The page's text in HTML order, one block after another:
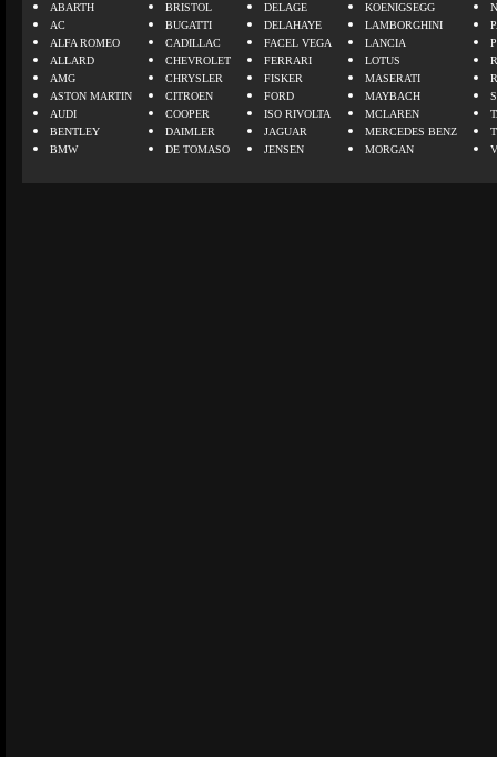
ABARTH
AC
ALFA ROMEO
ALLARD
AMG
ASTON MARTIN
AUDI
BENTLEY
BMW
BRISTOL
BUGATTI
CADILLAC
CHEVROLET
CHRYSLER
CITROEN
COOPER
DAIMLER
DE TOMASO
DELAGE
DELAHAYE
FACEL VEGA
FERRARI
FISKER
FORD
ISO RIVOLTA
JAGUAR
JENSEN
KOENIGSEGG
LAMBORGHINI
LANCIA
LOTUS
MASERATI
MAYBACH
MCLAREN
MERCEDES BENZ
MORGAN